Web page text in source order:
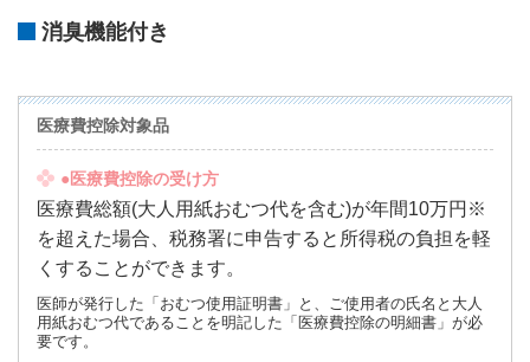
消臭機能付き
医療費控除対象品
●医療費控除の受け方
医療費総額(大人用紙おむつ代を含む)が年間10万円※
を超えた場合、税務署に申告すると所得税の負担を軽
くすることができます。
医師が発行した「おむつ使用証明書」と、ご使用者の氏名と大人
用紙おむつ代であることを明記した「医療費控除の明細書」が必
要です。